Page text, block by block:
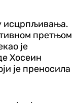
исцрпљивања.
претњом
је
Хосеин
је преносила